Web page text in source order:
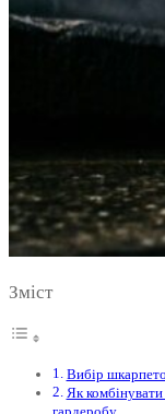
Зміст
Вибір
Як